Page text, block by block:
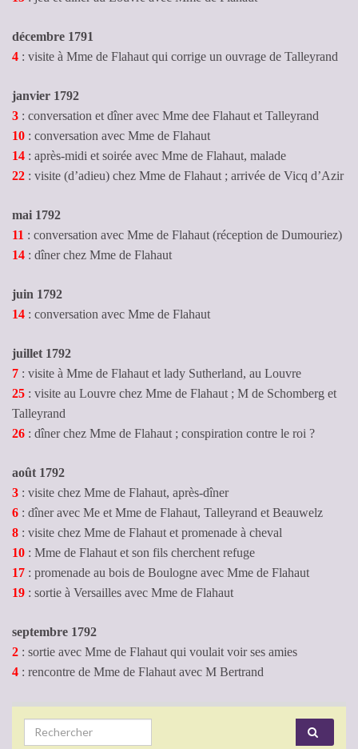
décembre 1791
4 : visite à Mme de Flahaut qui corrige un ouvrage de Talleyrand
janvier 1792
3 : conversation et dîner avec Mme dee Flahaut et Talleyrand
10 : conversation avec Mme de Flahaut
14 : après-midi et soirée avec Mme de Flahaut, malade
22 : visite (d’adieu) chez Mme de Flahaut ; arrivée de Vicq d’Azir
mai 1792
11 : conversation avec Mme de Flahaut (réception de Dumouriez)
14 : dîner chez Mme de Flahaut
juin 1792
14 : conversation avec Mme de Flahaut
juillet 1792
7 : visite à Mme de Flahaut et lady Sutherland, au Louvre
25 : visite au Louvre chez Mme de Flahaut ; M de Schomberg et
Talleyrand
26 : dîner chez Mme de Flahaut ; conspiration contre le roi ?
août 1792
3 : visite chez Mme de Flahaut, après-dîner
6 : dîner avec Me et Mme de Flahaut, Talleyrand et Beauwelz
8 : visite chez Mme de Flahaut et promenade à cheval
10 : Mme de Flahaut et son fils cherchent refuge
17 : promenade au bois de Boulogne avec Mme de Flahaut
19 : sortie à Versailles avec Mme de Flahaut
septembre 1792
2 : sortie avec Mme de Flahaut qui voulait voir ses amies
4 : rencontre de Mme de Flahaut avec M Bertrand
Search for: